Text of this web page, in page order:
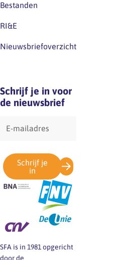
Bestanden
RI&E
Nieuwsbriefoverzicht
Schrijf je in voor
de nieuwsbrief
mailadres
Schrijf je
in
SFA is in 1981 opgericht
door de